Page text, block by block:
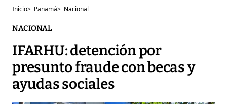
Inicio> Panamá> Nacional
NACIONAL
IFARHU: detención por
presunto fraude con becas y
ayudas sociales